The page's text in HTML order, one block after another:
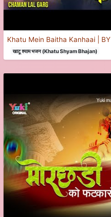
Khatu Mein Baitha Kanhaai |
खाटू श्याम भजन (Khatu Shyam Bhajan)